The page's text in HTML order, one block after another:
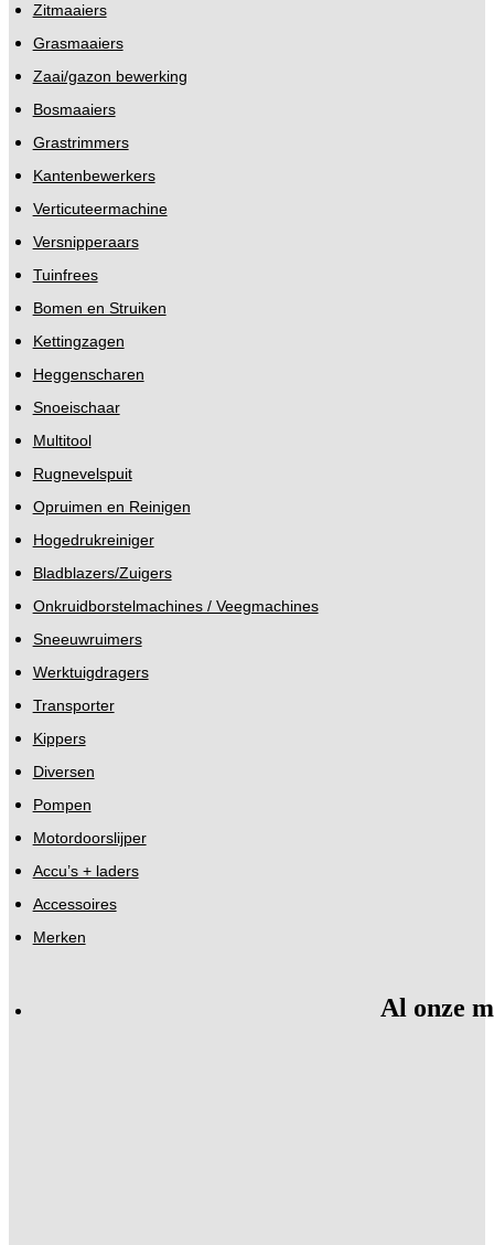
Zitmaaiers
Grasmaaiers
Zaai/gazon bewerking
Bosmaaiers
Grastrimmers
Kantenbewerkers
Verticuteermachine
Versnipperaars
Tuinfrees
Bomen en Struiken
Kettingzagen
Heggenscharen
Snoeischaar
Multitool
Rugnevelspuit
Opruimen en Reinigen
Hogedrukreiniger
Bladblazers/Zuigers
Onkruidborstelmachines / Veegmachines
Sneeuwruimers
Werktuigdragers
Transporter
Kippers
Diversen
Pompen
Motordoorslijper
Accu’s + laders
Accessoires
Merken
Al onze